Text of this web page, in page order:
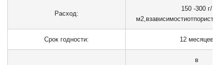
Расход:
150 -300 г/
м2,взависимостиот
Срок годности: 12 месяцев
в